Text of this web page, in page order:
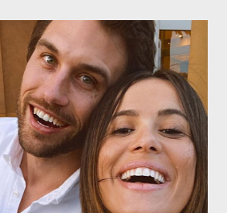
hace unos días Carol Pagés nos
en Actualida Rosa en RCE
presento todos los jueves de 17 a 18
Pagés Carolina Pagés La cita ,en el
,en las Drassanes reunió a figuras
como clientes, autoridades y medios
velada inolvidable bajo el lema “Cien
belleza,i...